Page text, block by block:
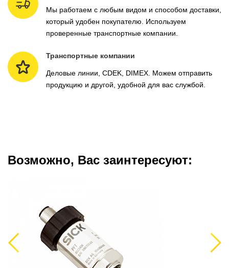
Мы работаем с любым видом и способом доставки,
который удобен покупателю. Используем
проверенные транспортные компании.
Транспортные компании
Деловые линии, CDEK, DIMEX. Можем отправить
продукцию и другой, удобной для вас службой.
Возможно, Вас заинтересуют:
Previous Next